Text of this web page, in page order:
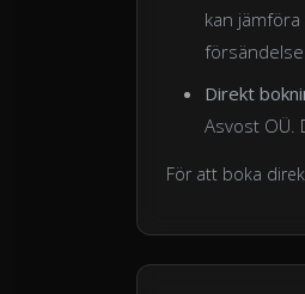
kan
Direkt
Asvost OÜ.
För att boka